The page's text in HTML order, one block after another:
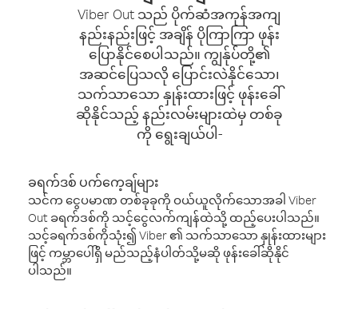
Viber Out သည် ပိုက်ဆံအကုန်အကျ
နည်းနည်းဖြင့် အချိန် ပိုကြာကြာ ဖုန်း
ပြောနိုင်စေပါသည်။ ကျွန်ုပ်တို့၏
အဆင်ပြေသလို ပြောင်းလဲနိုင်သော၊
သက်သာသော နှုန်းထားဖြင့် ဖုန်းခေါ်
ဆိုနိုင်သည့် နည်းလမ်းများထဲမှ တစ်ခု
ကို ရွေးချယ်ပါ-
ခရက်ဒစ် ပက်ကေ့ချ်များ
သင်က ငွေပမာဏ တစ်ခုခုကို ဝယ်ယူလိုက်သောအခါ Viber
Out ခရက်ဒစ်ကို သင့်ငွေလက်ကျန်ထဲသို့ ထည့်ပေးပါသည်။
သင့်ခရက်ဒစ်ကိုသုံး၍ Viber ၏ သက်သာသော နှုန်းထားများ
ဖြင့် ကမ္ဘာပေါ်ရှိ မည်သည့်နံပါတ်သို့မဆို ဖုန်းခေါ်ဆိုနိုင်
ပါသည်။